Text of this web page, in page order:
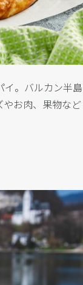
イ。バルカン半島
やお肉、果物など